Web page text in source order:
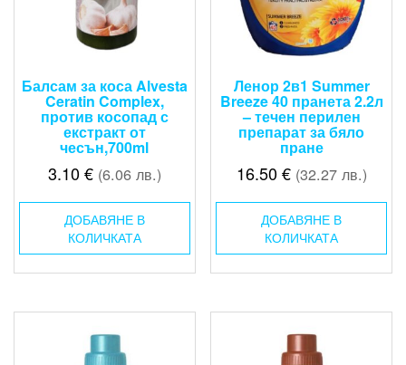
Балсам за коса Alvesta
Ceratin Complex,
против косопад с
екстракт от
чесън,700ml
3.10€(6.06 лв.)
ДОБАВЯНЕ В
КОЛИЧКАТА
Ленор 2в1 Summer
Breeze 40 пранета 2.2л
– течен перилен
препарат за бяло
пране
16.50€(32.27 лв.)
ДОБАВЯНЕ В
КОЛИЧКАТА